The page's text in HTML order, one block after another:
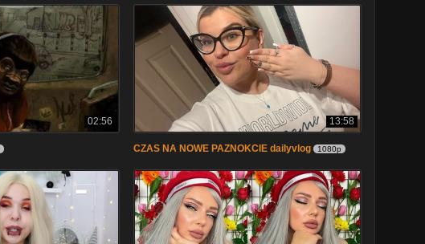
02:56 13:58
CZAS NA NOWE PAZNOKCIE dailyvlog 1080p